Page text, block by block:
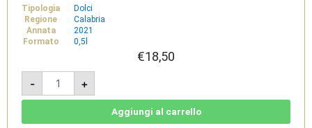
Tipologia
Dolci
Regione
Calabria
Annata
2021
Formato
0,5l
€18,50
-
Eos
Passito
2021
-
+
Aggiungi al carrello